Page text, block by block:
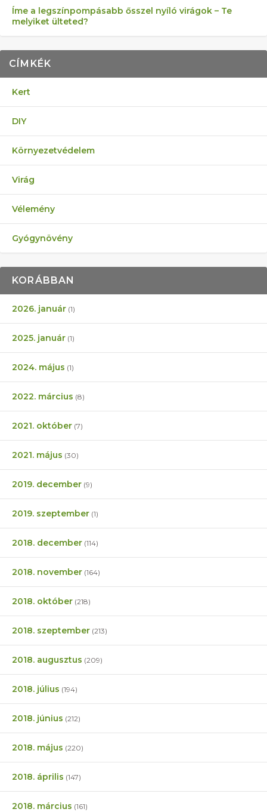
Íme a legszínpompásabb ősszel nyíló virágok – Te
melyiket ülteted?
CÍMKÉK
Kert
DIY
Környezetvédelem
Virág
Vélemény
Gyógynövény
KORÁBBAN
2026. január (1)
2025. január (1)
2024. május (1)
2022. március (8)
2021. október (7)
2021. május (30)
2019. december (9)
2019. szeptember (1)
2018. december (114)
2018. november (164)
2018. október (218)
2018. szeptember (213)
2018. augusztus (209)
2018. július (194)
2018. június (212)
2018. május (220)
2018. április (147)
2018. március (161)